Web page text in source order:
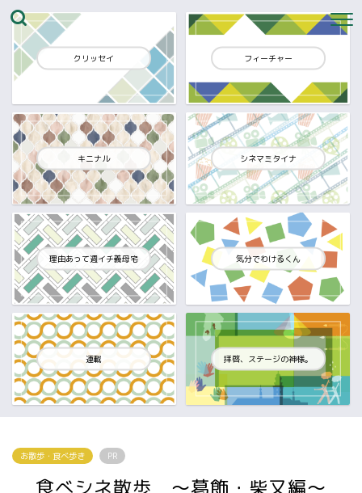
クリッセイ フィーチャー
キニナル シネマミタイナ
理由あって週イチ義母宅 気分でわけるくん
連載 拝啓、ステージの神様。
お散歩・食べ歩き PR
食べシネ散歩 〜葛飾・柴又編〜